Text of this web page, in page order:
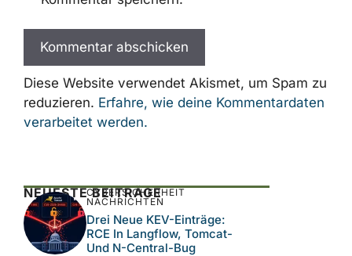
Diese Website verwendet Akismet, um Spam zu
reduzieren. Erfahre, wie deine Kommentardaten
verarbeitet werden.
NEUESTE BEITRÄGE
CYBERSICHERHEIT
NACHRICHTEN
Drei Neue KEV-Einträge:
RCE In Langflow, Tomcat-
Und N-Central-Bug